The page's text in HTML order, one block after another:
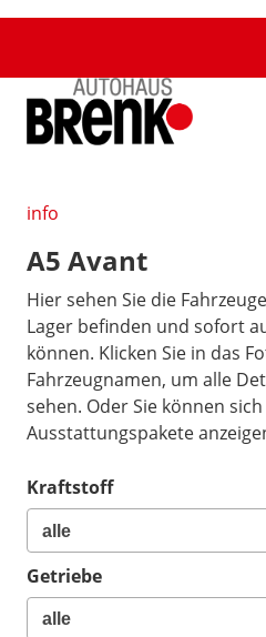
info
A5 Avant
Hier sehen Sie die
Lager befinden und sofort
können. Klicken Sie in das
Fahrzeugnamen, um alle
sehen. Oder Sie können
Ausstattungspakete
Kraftstoff
Getriebe